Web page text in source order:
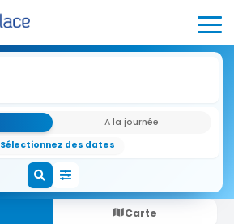
A la journée
Sélectionnez des dates
Carte